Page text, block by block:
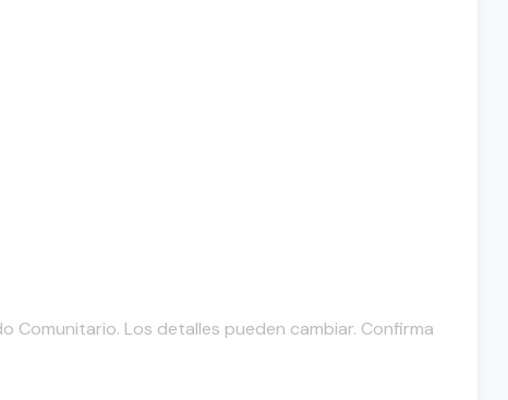
Comunitario. Los detalles pueden cambiar. Confirma